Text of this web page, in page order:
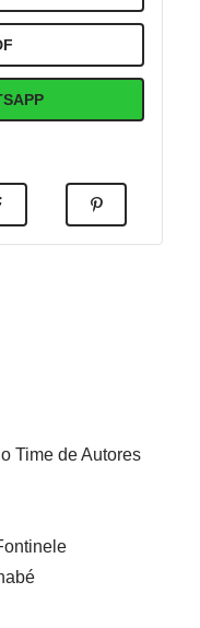
Time de Autores